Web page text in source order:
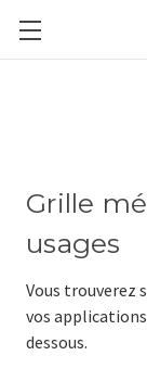
Grille
usages
Vous trouverez
vos
dessous.